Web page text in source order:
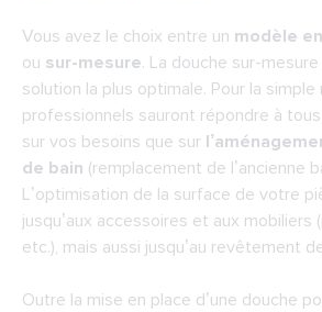
Vous avez le choix entre un modèle
ou sur-mesure. La douche sur-
solution la plus optimale. Pour la simple
professionnels sauront répondre à
sur vos besoins que sur
de bain (remplacement de l’ancienne
L’optimisation de la surface de votre
jusqu’aux accessoires et aux mobiliers
etc.), mais aussi jusqu’au revêtement
Outre la mise en place d’une douche